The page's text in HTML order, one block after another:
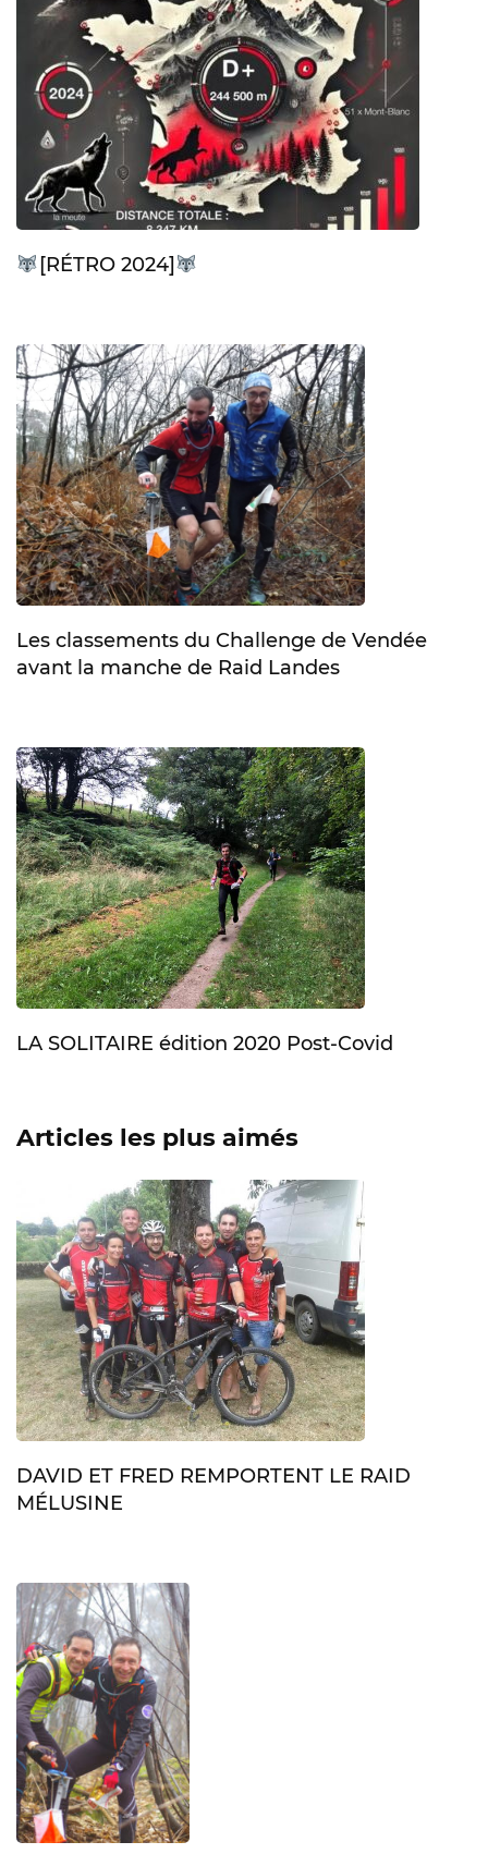
[RÉTRO 2024]
Les classements du Challenge de Vendée
avant la manche de Raid Landes
LA SOLITAIRE édition 2020 Post-Covid
Articles les plus aimés
DAVID ET FRED REMPORTENT LE RAID
MÉLUSINE